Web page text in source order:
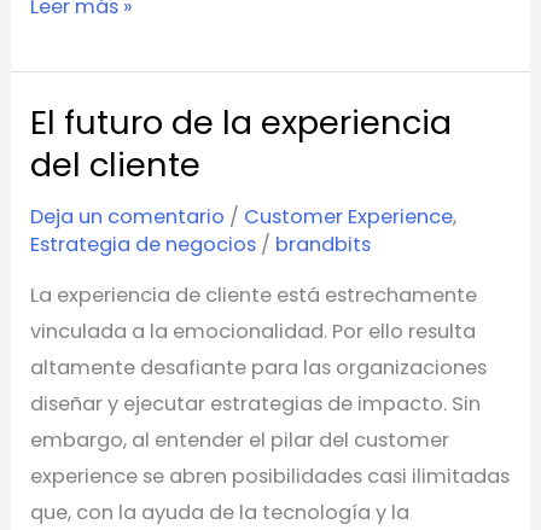
Leer más »
El futuro de la experiencia
del cliente
Deja un comentario / Customer Experience,
Estrategia de negocios / brandbits
La experiencia de cliente está estrechamente
vinculada a la emocionalidad. Por ello resulta
altamente desafiante para las organizaciones
diseñar y ejecutar estrategias de impacto. Sin
embargo, al entender el pilar del customer
experience se abren posibilidades casi ilimitadas
que, con la ayuda de la tecnología y la
El
futuro
la
experiencia
del
cliente